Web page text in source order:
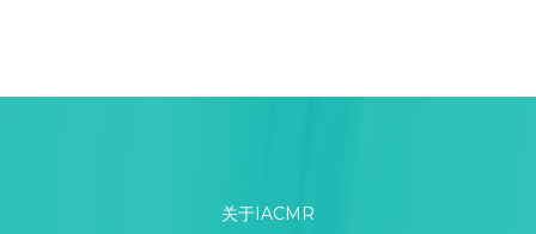
关于IACMR